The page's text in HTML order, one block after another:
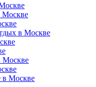
Москве
в Москве
Москве
в Москве